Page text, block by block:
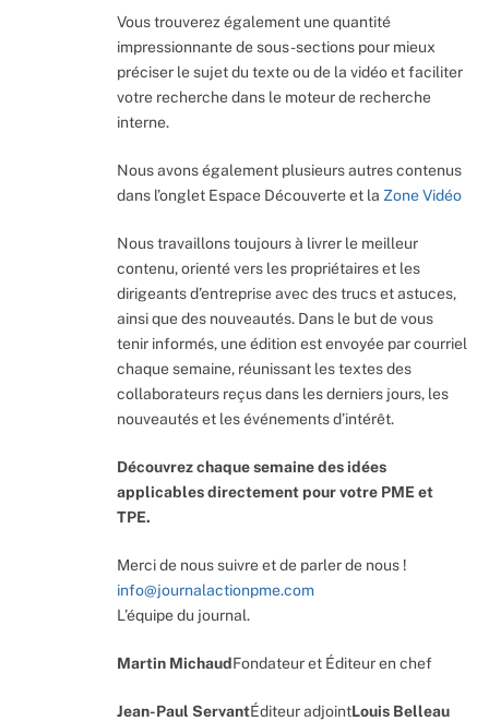
Vous trouverez également une quantité
impressionnante de sous-sections pour mieux
préciser le sujet du texte ou de la vidéo et faciliter
votre recherche dans le moteur de recherche
interne.
Nous avons également plusieurs autres contenus
dans l’onglet Espace Découverte et la Zone Vidéo
Nous travaillons toujours à livrer le meilleur
contenu, orienté vers les propriétaires et les
dirigeants d’entreprise avec des trucs et astuces,
ainsi que des nouveautés. Dans le but de vous
tenir informés, une édition est envoyée par courriel
chaque semaine, réunissant les textes des
collaborateurs reçus dans les derniers jours, les
nouveautés et les événements d’intérêt.
Découvrez chaque semaine des idées
applicables directement pour votre PME et
TPE.
Merci de nous suivre et de parler de nous !
info@journalactionpme.com
L’équipe du journal.
Martin MichaudFondateur et Éditeur en chef
Jean-Paul ServantÉditeur adjointLouis Belleau